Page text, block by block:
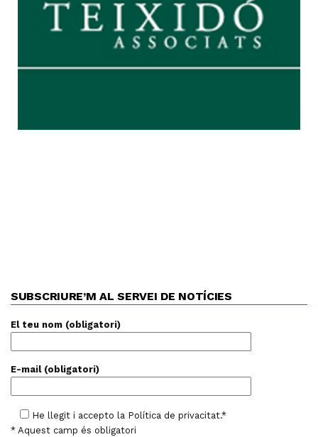
SUBSCRIURE’M AL SERVEI DE NOTÍCIES
El teu nom (obligatori)
E-mail (obligatori)
He llegit i accepto la Política de privacitat.*
* Aquest camp és obligatori